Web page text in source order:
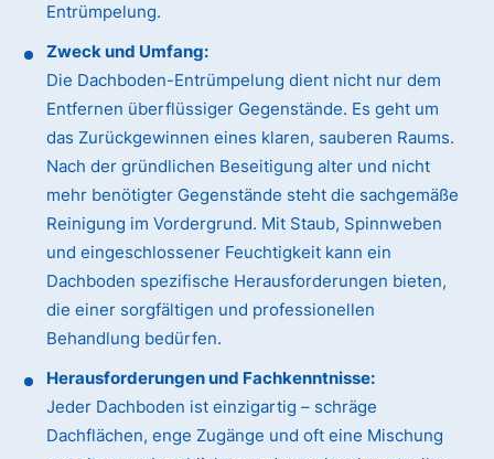
Entrümpelung.
Zweck und Umfang:
Die Dachboden-Entrümpelung dient nicht nur dem
Entfernen überflüssiger Gegenstände. Es geht um
das Zurückgewinnen eines klaren, sauberen Raums.
Nach der gründlichen Beseitigung alter und nicht
mehr benötigter Gegenstände steht die sachgemäße
Reinigung im Vordergrund. Mit Staub, Spinnweben
und eingeschlossener Feuchtigkeit kann ein
Dachboden spezifische Herausforderungen bieten,
die einer sorgfältigen und professionellen
Behandlung bedürfen.
Herausforderungen und Fachkenntnisse:
Jeder Dachboden ist einzigartig – schräge
Dachflächen, enge Zugänge und oft eine Mischung